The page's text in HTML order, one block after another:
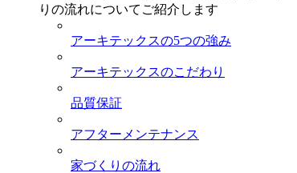
りの流れについてご紹介します
アーキテックスの5つの強み
アーキテックスのこだわり
品質保証
アフターメンテナンス
家づくりの流れ